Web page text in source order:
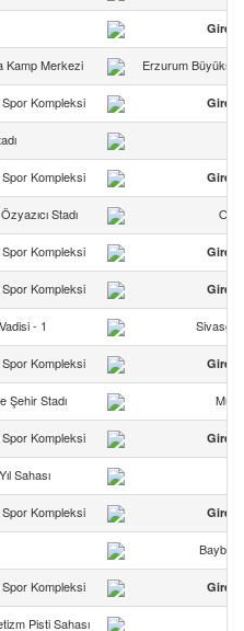
Kamp Merkezi Erzurum
Kompleksi
Kompleksi
Stadı
Kompleksi
Kompleksi
- 1
Kompleksi
Şehir Stadı
Kompleksi
Sahası
Kompleksi
Kompleksi
Pisti Sahası